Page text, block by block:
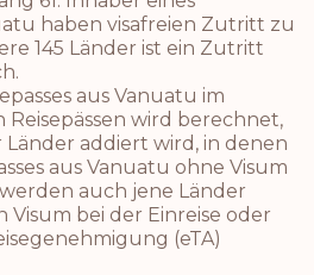
haben visafreien Zutritt zu
145 Länder ist ein Zutritt
aus Vanuatu im
wird berechnet,
addiert wird, in denen
aus Vanuatu ohne Visum
auch jene Länder
Visum bei der Einreise oder
(eTA)